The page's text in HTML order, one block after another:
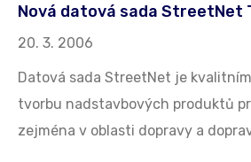
Nová datová sada StreetNet
20. 3. 2006
Datová sada StreetNet je
tvorbu nadstavbových produktů
zejména v oblasti dopravy a